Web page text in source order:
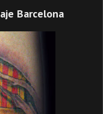
Barcelona